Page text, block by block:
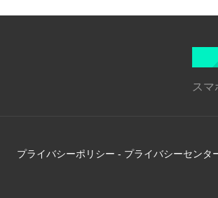
ス
プライバシーポリシー - プライバシーセンタ